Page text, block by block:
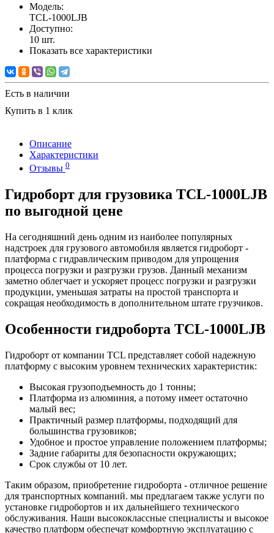
Модель:
TCL-1000LJB
Доступно:
10 шт.
Показать все характеристики
Есть в наличии
Купить в 1 клик
Описание
Характеристики
Отзывы 0
Гидроборт для грузовика TCL-1000LJB
по выгодной цене
На сегодняшний день одним из наиболее популярных
надстроек для грузового автомобиля является гидроборт -
платформа с гидравлическим приводом для упрощения
процесса погрузки и разгрузки грузов. Данный механизм
заметно облегчает и ускоряет процесс погрузки и разгрузки
продукции, уменьшая затраты на простой транспорта и
сокращая необходимость в дополнительном штате грузчиков.
Особенности гидроборта TCL-1000LJB
Гидроборт от компании TCL представляет собой надежную
платформу с высоким уровнем технических характеристик:
Высокая грузоподъемность до 1 тонны;
Платформа из алюминия, а потому имеет остаточно
малый вес;
Практичный размер платформы, подходящий для
большинства грузовиков;
Удобное и простое управление положением платформы;
Задние габариты для безопасности окружающих;
Срок службы от 10 лет.
Таким образом, приобретение гидроборта - отличное решение
для транспортных компаний. мы предлагаем также услуги по
установке гидробортов и их дальнейшего технического
обслуживания. Наши высококлассные специалисты и высокое
качество платформ обеспечат комфортную эксплуатацию с